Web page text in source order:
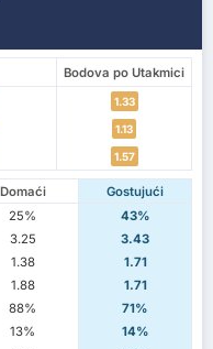
Bodova po Utakmici
1.33
1.13
1.57
Domaći
Gostujući
25%
43%
3.25
3.43
1.38
1.71
1.88
1.71
88%
71%
13%
14%